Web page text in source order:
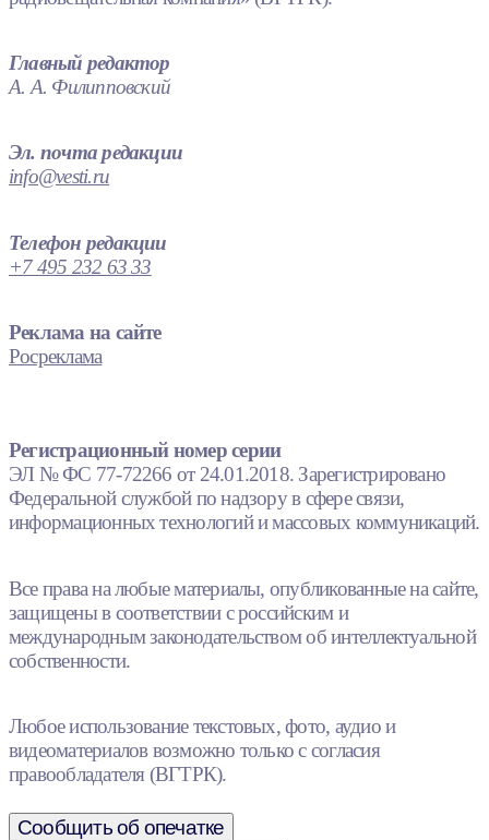
Главный редактор
А. А. Филипповский
Эл. почта редакции
info@vesti.ru
Телефон редакции
+7 495 232 63 33
Реклама на сайте
Росреклама
Регистрационный номер серии
ЭЛ № ФС 77-72266 от 24.01.2018. Зарегистрировано
Федеральной службой по надзору в сфере связи,
информационных технологий и массовых коммуникаций.
Все права на любые материалы, опубликованные на сайте,
защищены в соответствии с российским и
международным законодательством об интеллектуальной
собственности.
Любое использование текстовых, фото, аудио и
видеоматериалов возможно только с согласия
правообладателя (ВГТРК).
Сообщить об опечатке